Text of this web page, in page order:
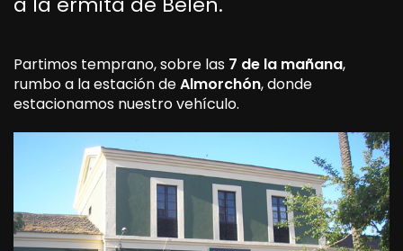
Partimos temprano, sobre las 7 de la mañana,
rumbo a la estación deAlmorchón, donde
estacionamos nuestro vehículo.